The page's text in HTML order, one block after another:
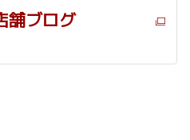
舗ブログ